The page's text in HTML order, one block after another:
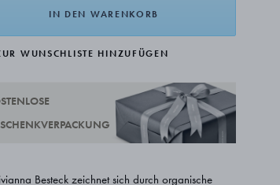
IN DEN WARENKORB
WUNSCHLISTE HINZUFÜGEN
Besteck zeichnet sich durch organische